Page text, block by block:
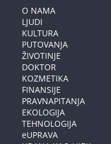
O NAMA
LJUDI
KULTURA
PUTOVANJA
ŽIVOTINJE
DOKTOR
KOZMETIKA
FINANSIJE
PRAVNAPITANJA
EKOLOGIJA
TEHNOLOGIJA
eUPRAVA